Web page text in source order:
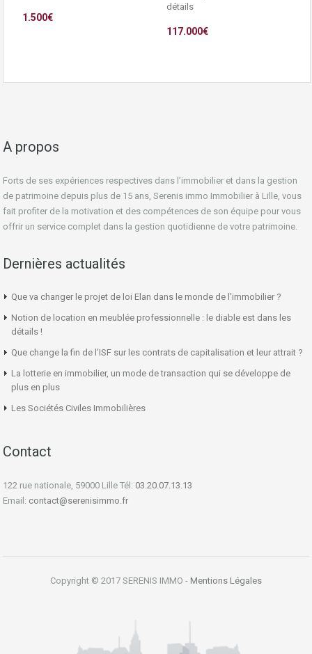
1.500€
détails
117.000€
A propos
Forts de ses expériences respectives dans l’immobilier et dans la gestion
de patrimoine depuis plus de 15 ans, Serenis immo Immobilier à Lille, vous
fait profiter de la motivation et des compétences de son équipe pour vous
offrir un service complet dans la gestion quotidienne de votre patrimoine.
Dernières actualités
Que va changer le projet de loi Elan dans le monde de l’immobilier ?
Notion de location en meublée professionnelle : le diable est dans les
détails !
Que change la fin de l’ISF sur les contrats de capitalisation et leur attrait ?
La lotterie en immobilier, un mode de transaction qui se développe de
plus en plus
Les Sociétés Civiles Immobilières
Contact
122 rue nationale, 59000 Lille Tél: 03.20.07.13.13
Email: contact@serenisimmo.fr
Copyright © 2017 SERENIS IMMO - Mentions Légales